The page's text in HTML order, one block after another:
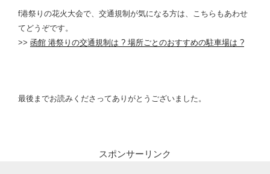
f港祭りの花火大会で、交通規制が気になる方は、こちらもあわせ
てどうぞです。
>> 函館 港祭りの交通規制は ? 場所ごとのおすすめの駐車場は ?
最後までお読みくださってありがとうございました。
スポンサーリンク